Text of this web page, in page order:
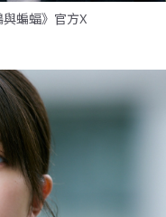
蝙蝠》官方X